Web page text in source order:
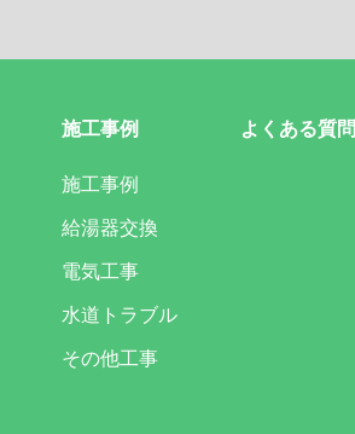
施工事例
施工事例
給湯器交換
電気工事
水道トラブル
その他工事
よくある質問